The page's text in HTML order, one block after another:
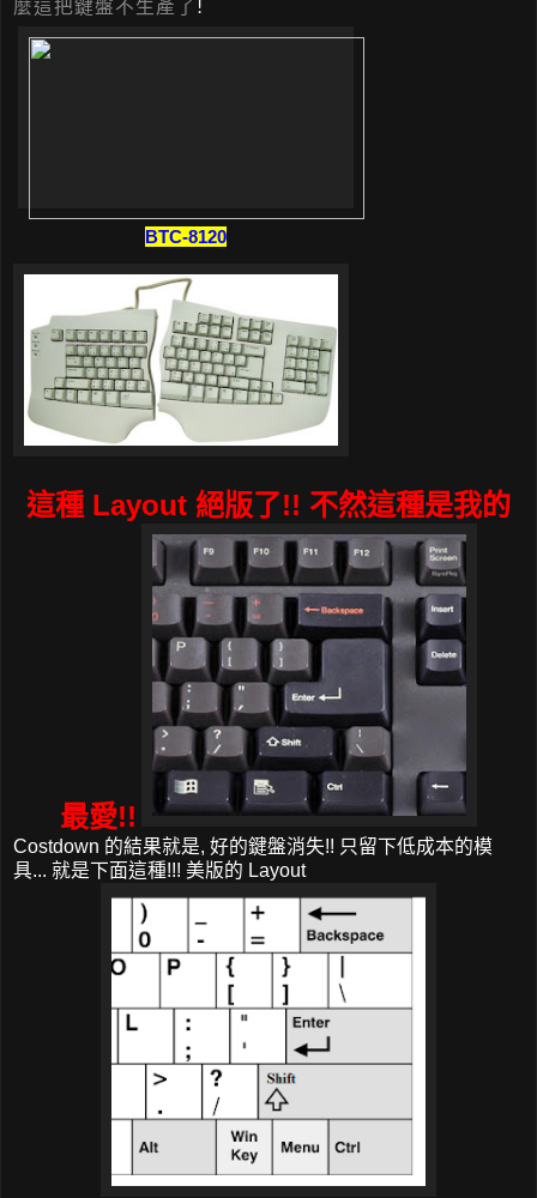
麼這把鍵盤不生產了 !
BTC-8120
這種 Layout 絕版了!! 不然這種是我的
最愛!!
Costdown 的結果就是, 好的鍵盤消失!! 只留下低成本的模
具... 就是下面這種!!! 美版的 Layout